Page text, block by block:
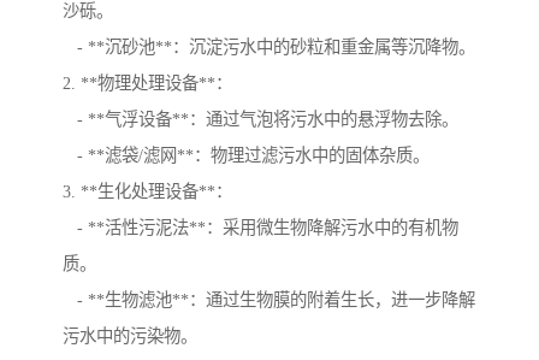
沙砾。
- **沉砂池**：沉淀污水中的砂粒和重金属等沉降物。
2. **物理处理设备**：
- **气浮设备**：通过气泡将污水中的悬浮物去除。
- **滤袋/滤网**：物理过滤污水中的固体杂质。
3. **生化处理设备**：
- **活性污泥法**：采用微生物降解污水中的有机物
质。
- **生物滤池**：通过生物膜的附着生长，进一步降解
污水中的污染物。